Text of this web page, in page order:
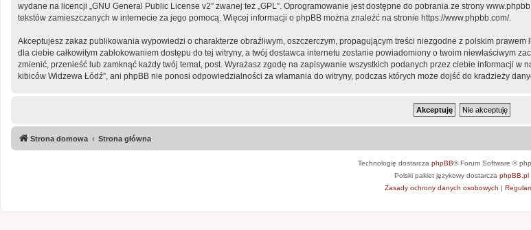
wydane na licencji „ GNU General Public License v2” zwanej też „GPL”. Oprogramowanie jest dostępne do pobrania ze strony
tekstów zamieszczanych w internecie za jego pomocą. Więcej informacji o phpBB można znaleźć na stronie https://www.phpbb.com/.
Akceptujesz zakaz publikowania wypowiedzi o charakterze obraźliwym, oszczerczym, propagującym treści niezgodne z polskim
dla ciebie całkowitym zablokowaniem dostępu do tej witryny, a twój dostawca internetu zostanie powiadomiony o twoim niewłaściwym
zmienić, przenieść lub zamknąć każdy twój temat, post. Wyrażasz zgodę na zapisywanie wszystkich podanych przez ciebie informacji
kibiców Widzewa Łódź”, ani phpBB nie ponosi odpowiedzialności za włamania do witryny, podczas których może dojść do kradzieży
Strona domowa Strona główna
Technologię dostarcza phpBB® Forum Software ©
Polski pakiet językowy dostarcza phpBB.pl
Zasady ochrony danych osobowych |